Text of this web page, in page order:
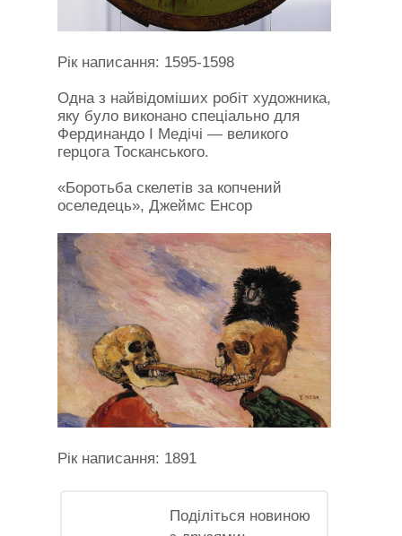
Рік написання: 1595-1598
Одна з найвідоміших робіт художника,
яку було виконано спеціально для
Фердинандо I Медічі — великого
герцога Тосканського.
«Боротьба скелетів за копчений
оселедець», Джеймс Енсор
Рік написання: 1891
Поділіться новиною